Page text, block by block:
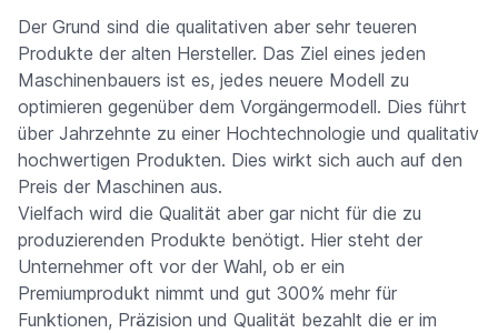
Der Grund sind die qualitativen aber sehr teueren
Produkte der alten Hersteller. Das Ziel eines jeden
Maschinenbauers ist es, jedes neuere Modell zu
optimieren gegenüber dem Vorgängermodell. Dies führt
über Jahrzehnte zu einer Hochtechnologie und qualitativ
hochwertigen Produkten. Dies wirkt sich auch auf den
Preis der Maschinen aus.
Vielfach wird die Qualität aber gar nicht für die zu
produzierenden Produkte benötigt. Hier steht der
Unternehmer oft vor der Wahl, ob er ein
Premiumprodukt nimmt und gut 300% mehr für
Funktionen, Präzision und Qualität bezahlt die er im